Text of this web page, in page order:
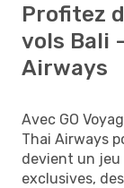
Profitez
vols Bali
Airways
Avec GO
Thai Airways
devient un jeu
exclusives,